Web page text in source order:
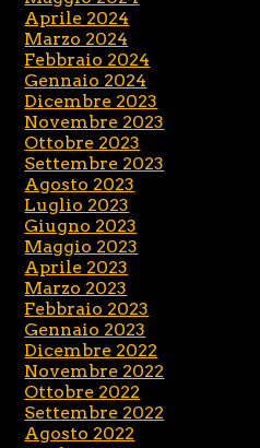
Aprile 2024
Marzo 2024
Febbraio 2024
Gennaio 2024
Dicembre 2023
Novembre 2023
Ottobre 2023
Settembre 2023
Agosto 2023
Luglio 2023
Giugno 2023
Maggio 2023
Aprile 2023
Marzo 2023
Febbraio 2023
Gennaio 2023
Dicembre 2022
Novembre 2022
Ottobre 2022
Settembre 2022
Agosto 2022